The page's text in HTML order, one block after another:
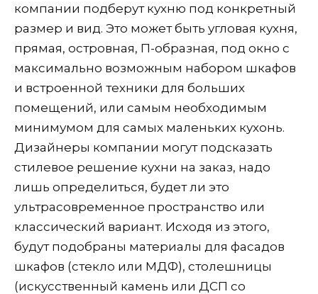
компании подберут кухню под конкретный
размер и вид. Это может быть угловая кухня,
прямая, островная, П-образная, под окно с
максимально возможным набором шкафов
и встроенной техники для больших
помещений, или самым необходимым
минимумом для самых маленьких кухонь.
Дизайнеры компании могут подсказать
стилевое решение кухни на заказ, надо
лишь определиться, будет ли это
ультрасовременное пространство или
классический вариант. Исходя из этого,
будут подобраны материалы для фасадов
шкафов (стекло или МДФ), столешницы
(искусственный камень или ДСП со